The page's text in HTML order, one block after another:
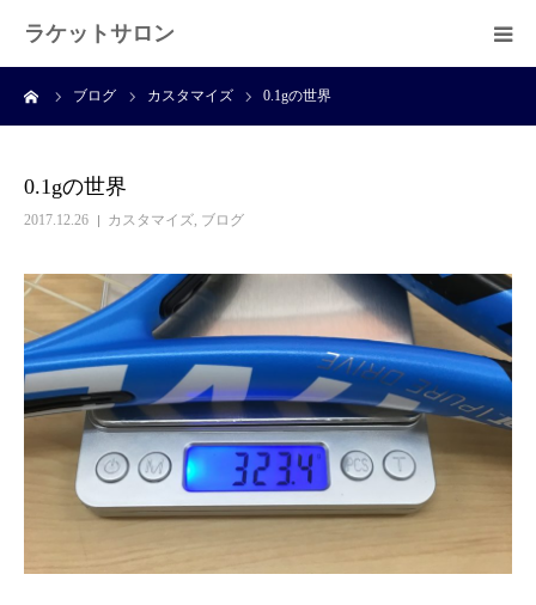
ラケットサロン
ブログ カスタマイズ 0.1gの世界
0.1gの世界
2017.12.26 カスタマイズ, ブログ
ホーム
プライベートレッスン
ブログ
よくある質問
アクセス
お問い合わせ